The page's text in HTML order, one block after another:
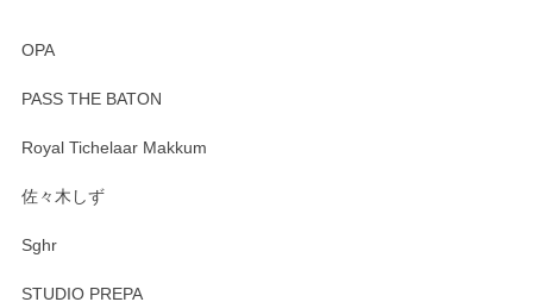
OPA
PASS THE BATON
Royal Tichelaar Makkum
佐々木しず
Sghr
STUDIO PREPA